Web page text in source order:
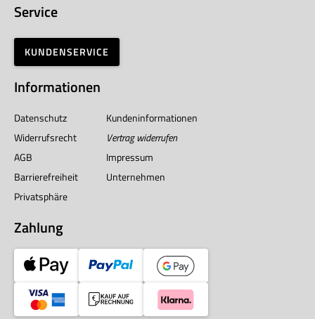
Service
KUNDENSERVICE
Informationen
Datenschutz
Kundeninformationen
Widerrufsrecht
Vertrag widerrufen
AGB
Impressum
Barrierefreiheit
Unternehmen
Privatsphäre
Zahlung